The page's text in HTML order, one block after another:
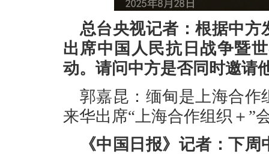
总台央视记者：根据中
出席中国人民抗日战争暨
动。请问中方是否同时邀请
郭嘉昆：缅甸是上海合
来华出席“上海合作组织＋”
《中国日报》记者：下